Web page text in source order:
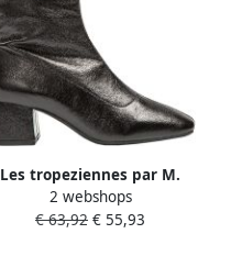
Les tropeziennes par M.
Belarbi Daniela-
enkellaarsjes met hak
2 webshops
€ 63,92 € 55,93